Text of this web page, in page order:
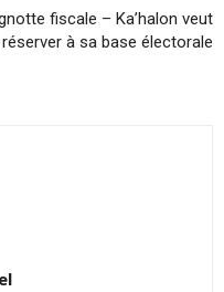
fiscale – Ka’halon veut
à sa base électorale